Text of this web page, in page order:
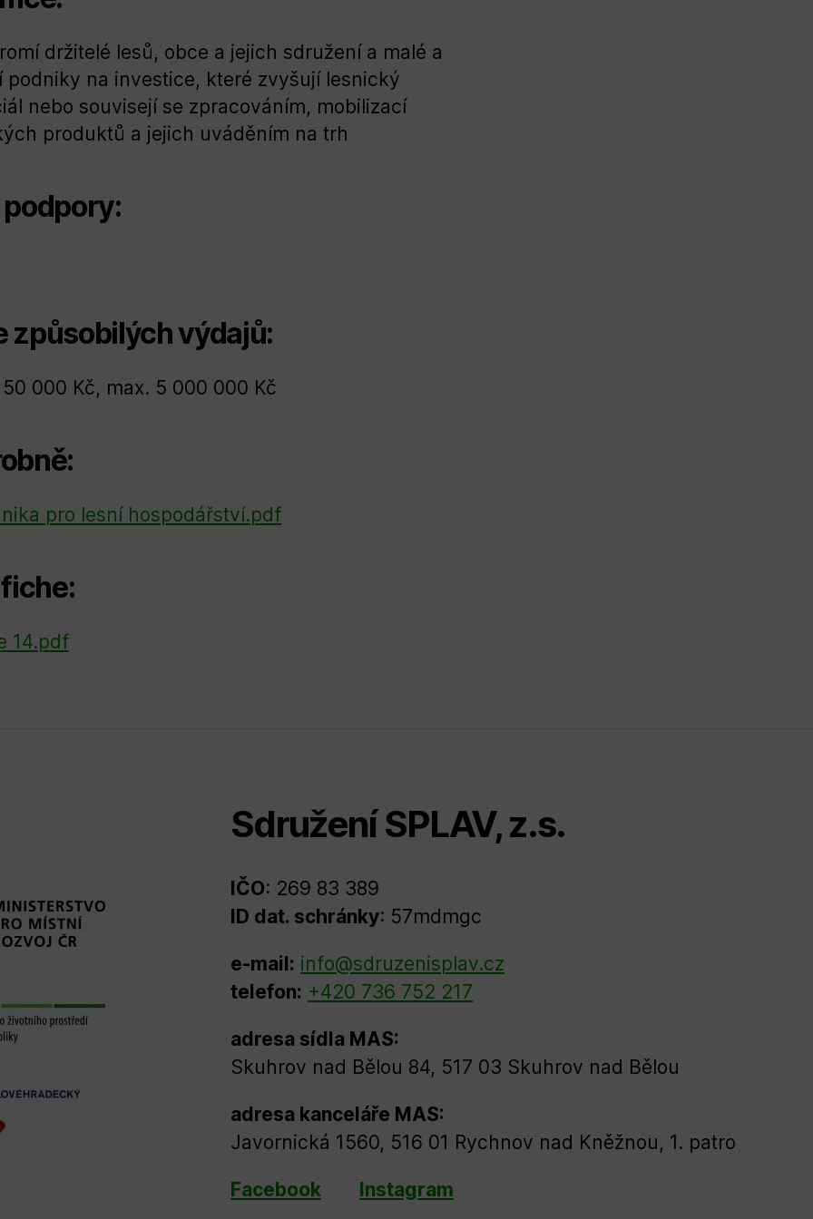
držitelé lesů, obce a jejich sdružení a malé a
podniky na investice, které zvyšují lesnický
nebo souvisejí se zpracováním, mobilizací
produktů a jejich uváděním na trh
způsobilých výdajů:
000 Kč, max. 5 000 000 Kč
pro lesní hospodářství.pdf
14.pdf
Sdružení SPLAV, z.s.
IČO: 269 83 389
ID dat. schránky: 57mdmgc
e-mail: info@sdruzenisplav.cz
telefon: +420 736 752 217
adresa sídla MAS:
Skuhrov nad Bělou 84, 517 03 Skuhrov nad Bělou
adresa kanceláře MAS:
Javornická 1560, 516 01 Rychnov nad Kněžnou, 1. patro
Facebook Instagram